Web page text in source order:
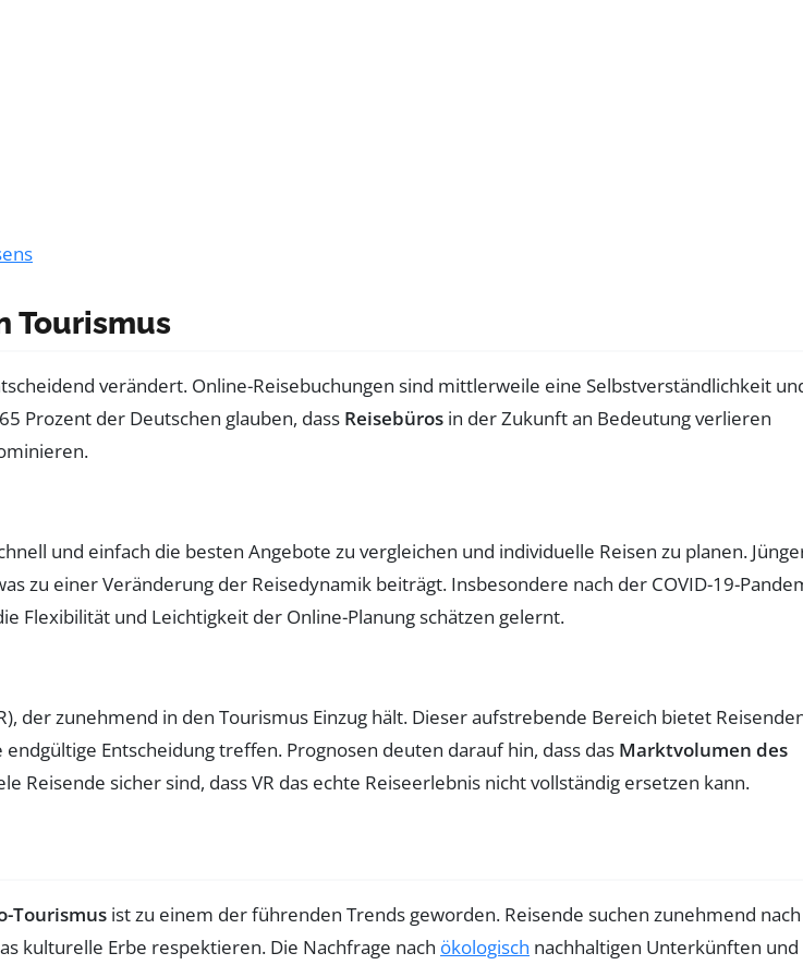
Tourismus
verändert. Online-Reisebuchungen sind mittlerweile eine Selbstverständlichkeit
Prozent der Deutschen glauben, dass Reisebüros in der Zukunft an Bedeutung verlieren
und einfach die besten Angebote zu vergleichen und individuelle Reisen zu planen.
zu einer Veränderung der Reisedynamik beiträgt. Insbesondere nach der COVID-19-
Flexibilität und Leichtigkeit der Online-Planung schätzen gelernt.
der zunehmend in den Tourismus Einzug hält. Dieser aufstrebende Bereich bietet
Entscheidung treffen. Prognosen deuten darauf hin, dass das Marktvolumen des
Reisende sicher sind, dass VR das echte Reiseerlebnis nicht vollständig ersetzen kann.
Tourismus ist zu einem der führenden Trends geworden. Reisende suchen zunehmend nach
kulturelle Erbe respektieren. Die Nachfrage nach ökologisch nachhaltigen Unterkünften und